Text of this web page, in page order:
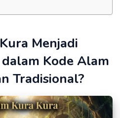
Menjadi
Kode Alam
Tradisional?